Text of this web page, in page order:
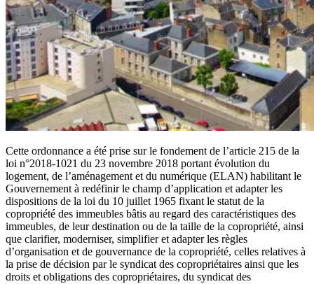
Cette ordonnance a été prise sur le fondement de l’article 215 de la
loi n°2018-1021 du 23 novembre 2018 portant évolution du
logement, de l’aménagement et du numérique (ELAN) habilitant le
Gouvernement à redéfinir le champ d’application et adapter les
dispositions de la loi du 10 juillet 1965 fixant le statut de la
copropriété des immeubles bâtis au regard des caractéristiques des
immeubles, de leur destination ou de la taille de la copropriété, ainsi
que clarifier, moderniser, simplifier et adapter les règles
d’organisation et de gouvernance de la copropriété, celles relatives à
la prise de décision par le syndicat des copropriétaires ainsi que les
droits et obligations des copropriétaires, du syndicat des